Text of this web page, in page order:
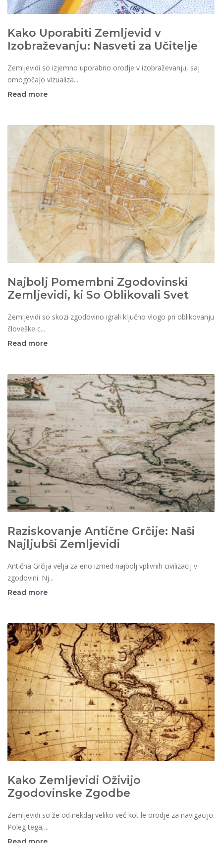
Kako Uporabiti Zemljevid v
Izobraževanju: Nasveti za Učitelje
Zemljevidi so izjemno uporabno orodje v izobraževanju, saj
omogočajo vizualiza...
Read more
Najbolj Pomembni Zgodovinski
Zemljevidi, ki So Oblikovali Svet
Zemljevidi so skozi zgodovino igrali ključno vlogo pri oblikovanju
človeške c...
Read more
Raziskovanje Antične Grčije: Naši
Najljubši Zemljevidi
Antična Grčija velja za eno izmed najbolj vplivnih civilizacij v
zgodovini. Nj...
Read more
Kako Zemljevidi Oživijo
Zgodovinske Zgodbe
Zemljevidi so že od nekdaj veliko več kot le orodje za navigacijo.
Poleg tega,...